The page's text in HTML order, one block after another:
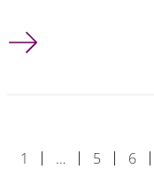
Sprechstunde wird
1 … 5 6